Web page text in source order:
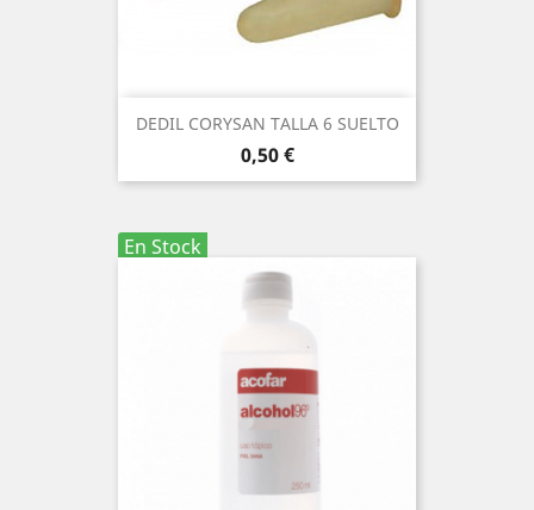
DEDIL CORYSAN TALLA 6 SUELTO
Precio
0,50 €
En Stock